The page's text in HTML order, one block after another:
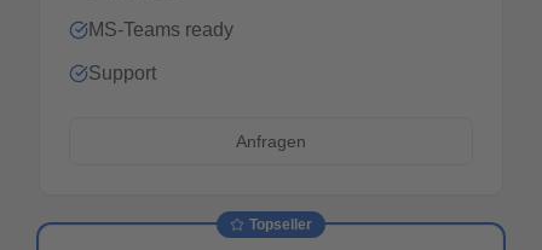
MS-Teams ready
Support
Anfragen
Topseller